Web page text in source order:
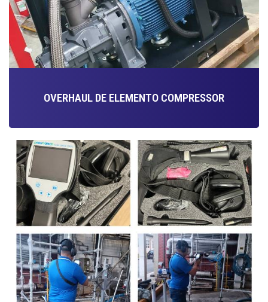
OVERHAUL DE ELEMENTO COMPRESSOR